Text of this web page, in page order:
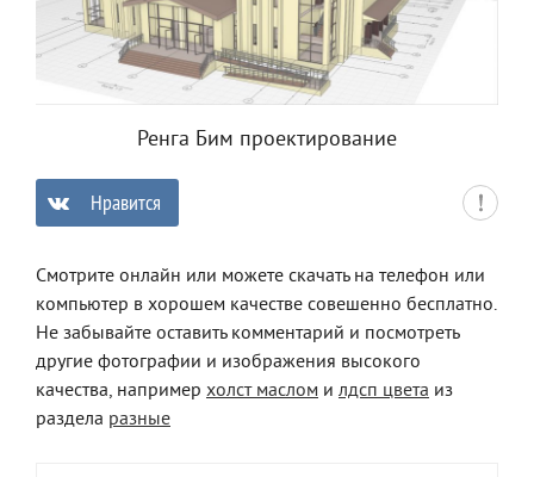
Ренга Бим проектирование
Нравится
Смотрите онлайн или можете скачать на телефон или
компьютер в хорошем качестве совешенно бесплатно.
Не забывайте оставить комментарий и посмотреть
другие фотографии и изображения высокого
качества, например холст маслом и лдсп цвета из
раздела разные